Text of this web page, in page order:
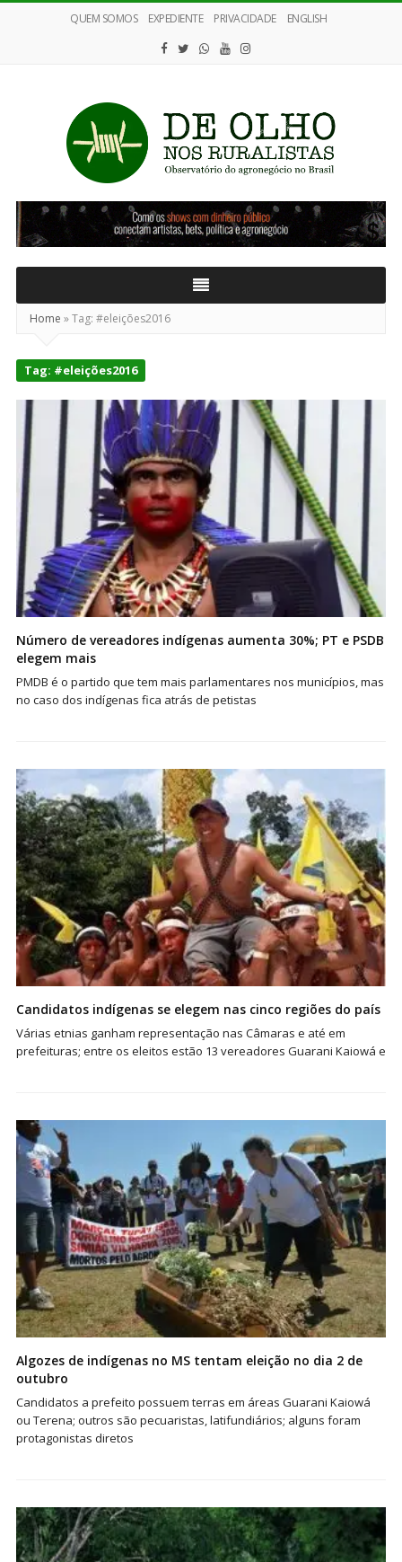
QUEM SOMOS EXPEDIENTE PRIVACIDADE ENGLISH
De
Olho
nos
Home »Tag: #eleições2016
Tag: #eleições2016
Número de vereadores indígenas aumenta 30%; PT e PSDB
elegem mais
PMDB é o partido que tem mais parlamentares nos municípios, mas
no caso dos indígenas fica atrás de petistas
Candidatos indígenas se elegem nas cinco regiões do país
Várias etnias ganham representação nas Câmaras e até em
prefeituras; entre os eleitos estão 13 vereadores Guarani Kaiowá e
Algozes de indígenas no MS tentam eleição no dia 2 de
outubro
Candidatos a prefeito possuem terras em áreas Guarani Kaiowá
ou Terena; outros são pecuaristas, latifundiários; alguns foram
protagonistas diretos